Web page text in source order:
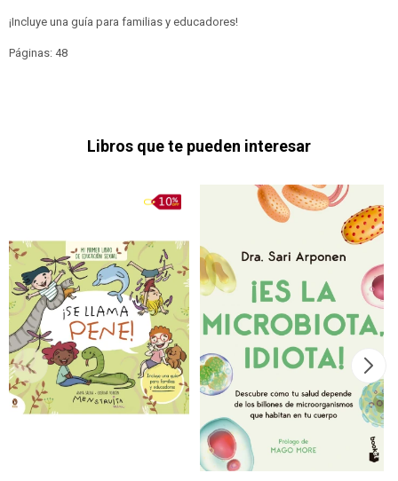
¡Incluye una guía para familias y educadores!
Páginas: 48
Libros que te pueden interesar